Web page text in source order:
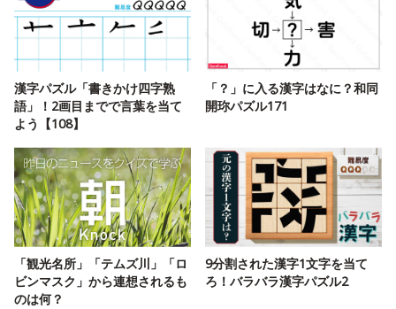
漢字パズル「書きかけ四字熟
語」！2画目までで言葉を当て
よう【108】
「？」に入る漢字はなに？和同
開珎パズル171
「観光名所」「テムズ川」「ロ
ビンマスク」から連想されるも
のは何？
9分割された漢字1文字を当て
ろ！バラバラ漢字パズル2